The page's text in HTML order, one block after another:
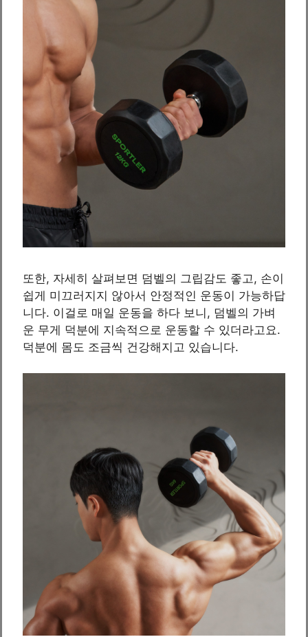
또한, 자세히 살펴보면 덤벨의 그립감도 좋고, 손이
쉽게 미끄러지지 않아서 안정적인 운동이 가능하답
니다. 이걸로 매일 운동을 하다 보니, 덤벨의 가벼
운 무게 덕분에 지속적으로 운동할 수 있더라고요.
덕분에 몸도 조금씩 건강해지고 있습니다.